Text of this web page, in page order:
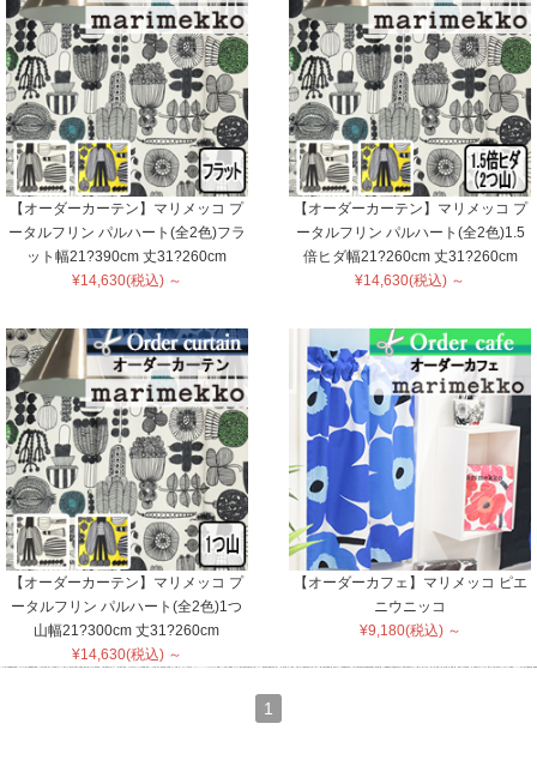
【オーダーカーテン】マリメッコ プ
ータルフリン パルハート(全2色)フラ
ット幅21?390cm 丈31?260cm
¥14,630(税込) ～
【オーダーカーテン】マリメッコ プ
ータルフリン パルハート(全2色)1.5
倍ヒダ幅21?260cm 丈31?260cm
¥14,630(税込) ～
【オーダーカーテン】マリメッコ プ
ータルフリン パルハート(全2色)1つ
山幅21?300cm 丈31?260cm
¥14,630(税込) ～
【オーダーカフェ】マリメッコ ピエ
ニウニッコ
¥9,180(税込) ～
1